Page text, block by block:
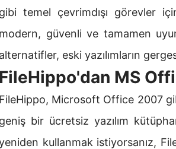
gibi temel çevrimdışı görevler
modern, güvenli ve tamamen
alternatifler, eski yazılımların
FileHippo'dan MS
FileHippo, Microsoft Office 2007
geniş bir ücretsiz yazılım
kullanmak istiyorsanız,